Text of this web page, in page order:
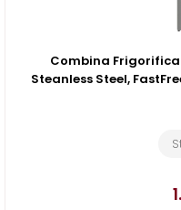
Combina Frigorifica
Steanless Steel,